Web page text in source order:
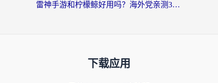
雷神手游和柠檬鲸好用吗？海外党亲测3款回国加速器，教你避开破解VPN坑
下载应用